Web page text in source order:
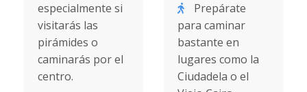
especialmente si
visitarás las
pirámides o
caminarás por el
centro.
Prepárate
para caminar
bastante en
lugares como la
Ciudadela o el